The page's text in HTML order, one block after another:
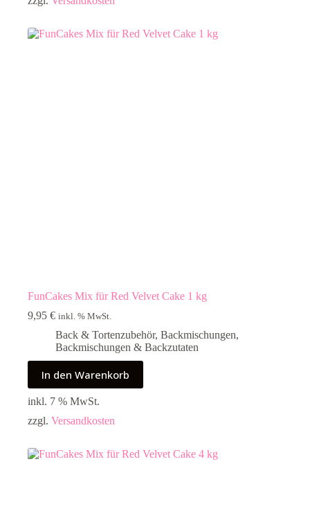
FunCakes Mix für Red Velvet Cake 1 kg
9,95 € inkl. % MwSt.
Back & Tortenzubehör, Backmischungen,
Backmischungen & Backzutaten
In den Warenkorb
inkl. 7 % MwSt.
zzgl. Versandkosten